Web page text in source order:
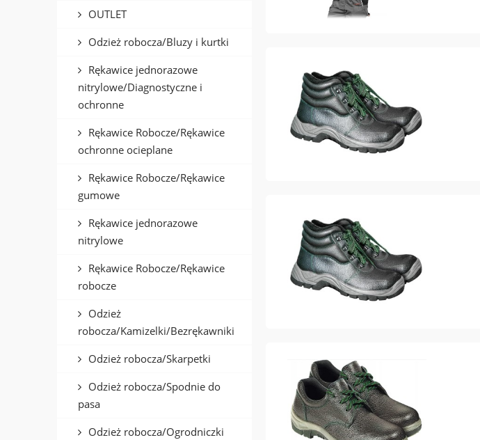
OUTLET
Odzież robocza/Bluzy i kurtki
Rękawice jednorazowe
nitrylowe/Diagnostyczne i
ochronne
Rękawice Robocze/Rękawice
ochronne ocieplane
Rękawice Robocze/Rękawice
gumowe
Rękawice jednorazowe
nitrylowe
Rękawice Robocze/Rękawice
robocze
Odzież
robocza/Kamizelki/Bezrękawniki
Odzież robocza/Skarpetki
Odzież robocza/Spodnie do
pasa
Odzież robocza/Ogrodniczki